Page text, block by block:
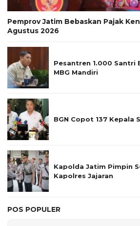
Pemprov Jatim Bebaskan Pajak
Agustus 2026
Pesantren 1.000 Santri
MBG Mandiri
BGN Copot 137 Kepala
Kapolda Jatim Pimpin
Kapolres Jajaran
POS POPULER